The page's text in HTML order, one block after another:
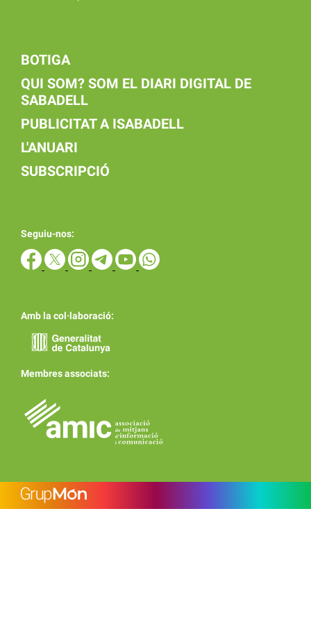
BOTIGA
QUI SOM? SOM EL DIARI DIGITAL DE
SABADELL
PUBLICITAT A ISABADELL
L'ANUARI
SUBSCRIPCIÓ
Seguiu-nos:
Amb la col·laboració:
Membres associats: